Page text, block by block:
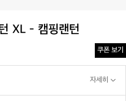
XL - 캠핑랜턴
쿠폰 보기
자세히